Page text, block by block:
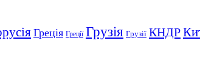
Греція Греції Грузія Грузії КНДР